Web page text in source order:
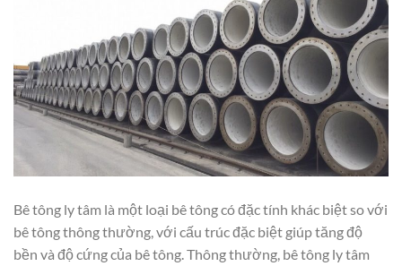
Bê tông ly tâm là một loại bê tông có đặc tính khác biệt so với
bê tông thông thường, với cấu trúc đặc biệt giúp tăng độ
bền và độ cứng của bê tông. Thông thường, bê tông ly tâm